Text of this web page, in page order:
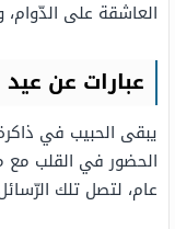
العاشقة على
عبارات عن
يبقى الحبيب في
الحضور في القلب
عام، لتصل تلك